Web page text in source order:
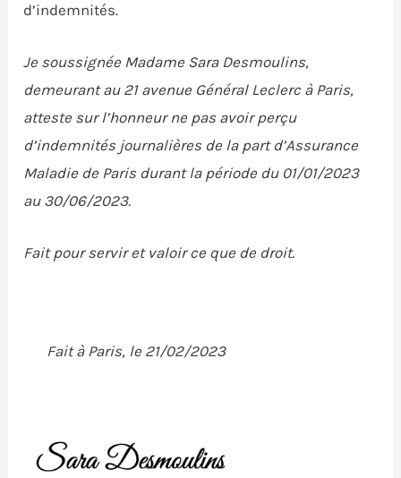
d’indemnités.
Je soussignée Madame Sara Desmoulins,
demeurant au 21 avenue Général Leclerc à Paris,
atteste sur l’honneur ne pas avoir perçu
d’indemnités journalières de la part d’Assurance
Maladie de Paris durant la période du 01/01/2023
au 30/06/2023.
Fait pour servir et valoir ce que de droit.
Fait à Paris, le 21/02/2023